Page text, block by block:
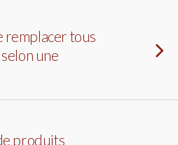
remplacer tous
une
produits